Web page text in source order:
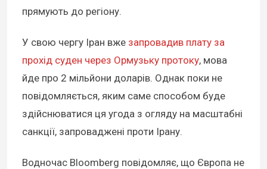
прямують до регіону.
У свою чергу Іран вже запровадив плату за
прохід суден через Ормузьку протоку, мова
йде про 2 мільйони доларів. Однак поки не
повідомляється, яким саме способом буде
здійснюватися ця угода з огляду на масштабні
санкції, запроваджені проти Ірану.
Водночас Bloomberg повідомляє, що Європа не